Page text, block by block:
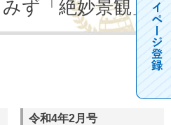
ず「絶妙景観」
令和4年2月号